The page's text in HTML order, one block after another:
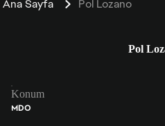
Ana Sayfa Pol Lozano
Pol
Konum
MDO